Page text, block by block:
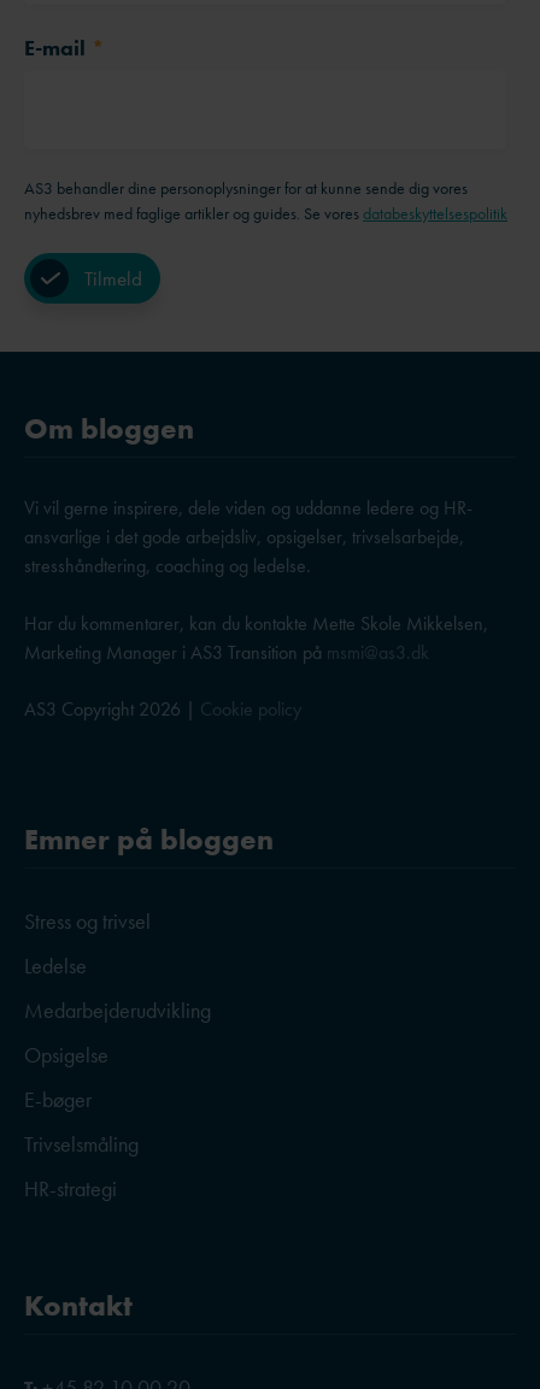
E-mail *
AS3 behandler dine personoplysninger for at kunne sende dig vores
nyhedsbrev med faglige artikler og guides. Se vores databeskyttelsespolitik
Om bloggen
Vi vil gerne inspirere, dele viden og uddanne ledere og HR-
ansvarlige i det gode arbejdsliv, opsigelser, trivselsarbejde,
stresshåndtering, coaching og ledelse.
Har du kommentarer, kan du kontakte Mette Skole Mikkelsen,
Marketing Manager i AS3 Transition på msmi@as3.dk
AS3 Copyright 2026 | Cookie policy
Emner på bloggen
Stress og trivsel
Ledelse
Medarbejderudvikling
Opsigelse
E-bøger
Trivselsmåling
HR-strategi
Kontakt